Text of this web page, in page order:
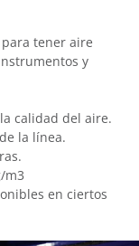
tener aire
y
calidad del aire.
la línea.
m3
en ciertos